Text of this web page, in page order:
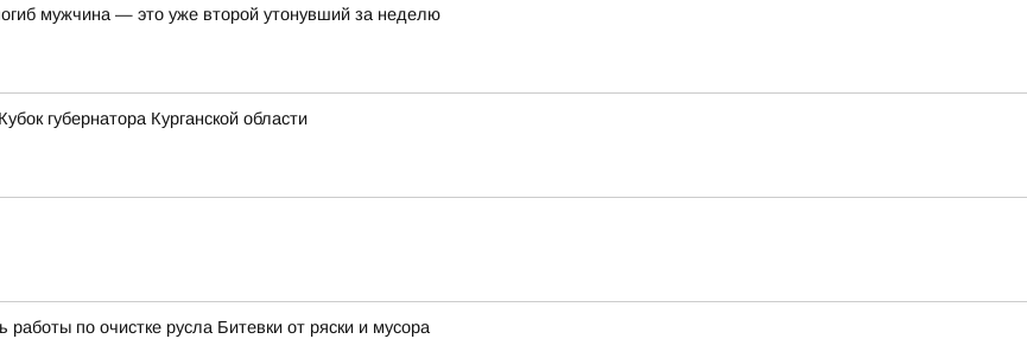
мужчина — это уже второй утонувший за неделю
губернатора Курганской области
по очистке русла Битевки от ряски и мусора